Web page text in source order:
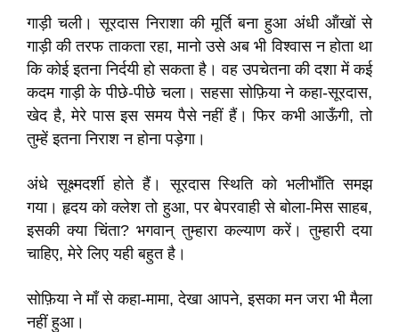
गाड़ी चली। सूरदास निराशा की मूर्ति बना हुआ अंधी ऑंखों से
गाड़ी की तरफ ताकता रहा, मानो उसे अब भी विश्वास न होता था
कि कोई इतना निर्दयी हो सकता है। वह उपचेतना की दशा में कई
कदम गाड़ी के पीछे-पीछे चला। सहसा सोफ़िया ने कहा-सूरदास,
खेद है, मेरे पास इस समय पैसे नहीं हैं। फिर कभी आऊँगी, तो
तुम्हें इतना निराश न होना पड़ेगा।
अंधे सूक्ष्मदर्शी होते हैं। सूरदास स्थिति को भलीभाँति समझ
गया। हृदय को क्लेश तो हुआ, पर बेपरवाही से बोला-मिस साहब,
इसकी क्या चिंता? भगवान् तुम्हारा कल्याण करें। तुम्हारी दया
चाहिए, मेरे लिए यही बहुत है।
सोफ़िया ने माँ से कहा-मामा, देखा आपने, इसका मन जरा भी मैला
नहीं हुआ।